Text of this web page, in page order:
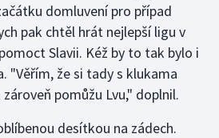
domluvení pro případ
pak chtěl hrát nejlepší ligu v
Slavii. Kéž by to tak bylo i
"Věřím, že si tady s klukama
pomůžu Lvu," doplnil.
desítkou na zádech.